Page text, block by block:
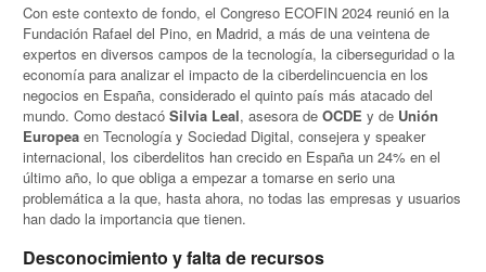
Con este contexto de fondo, el Congreso ECOFIN 2024 reunió en la
Fundación Rafael del Pino, en Madrid, a más de una veintena de
expertos en diversos campos de la tecnología, la ciberseguridad o la
economía para analizar el impacto de la ciberdelincuencia en los
negocios en España, considerado el quinto país más atacado del
mundo. Como destacóSilvia Leal, asesora deOCDEy de Unión
Europea en Tecnología y Sociedad Digital, consejera y speaker
internacional, los ciberdelitos han crecido en España un 24% en el
último año, lo que obliga a empezar a tomarse en serio una
problemática a la que, hasta ahora, no todas las empresas y usuarios
han dado la importancia que tienen.
Desconocimiento y falta de recursos